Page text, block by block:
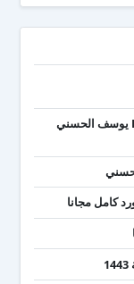
تحميل كتاب عقدك النفسية سجنك الأبدي PDF يوسف الحسني